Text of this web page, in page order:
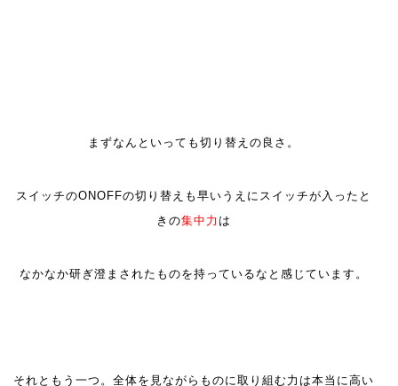
まずなんといっても切り替えの良さ。
スイッチのONOFFの切り替えも早いうえにスイッチが入ったと
きの集中力 は
なかなか研ぎ澄まされたものを持っているなと感じています。
それともう一つ。全体を見ながらものに取り組む力は本当に高い